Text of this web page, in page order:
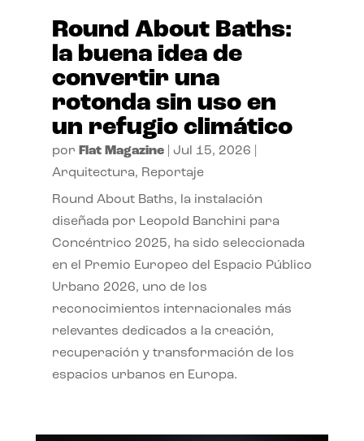
Round About Baths:
la buena idea de
convertir una
rotonda sin uso en
un refugio climático
por Flat Magazine| Jul 15, 2026
Arquitectura, Reportaje
Round About Baths, la instalación
diseñada por Leopold Banchini para
Concéntrico 2025, ha sido seleccionada
en el Premio Europeo del Espacio Público
Urbano 2026, uno de los
reconocimientos internacionales más
relevantes dedicados a la creación,
recuperación y transformación de los
espacios urbanos en Europa.